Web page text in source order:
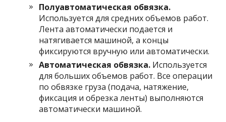
Полуавтоматическая обвязка.
Используется для средних объемов работ.
Лента автоматически подается и
натягивается машиной, а концы
фиксируются вручную или автоматически.
Автоматическая обвязка. Используется
для больших объемов работ. Все операции
по обвязке груза (подача, натяжение,
фиксация и обрезка ленты) выполняются
автоматически машиной.